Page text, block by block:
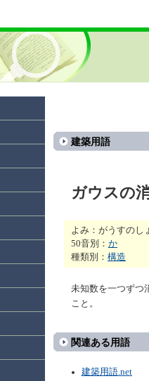
建築用語
ガウスの
よみ：がうすのし
50音別： か
種類別： 構造
未知数を一つずつ
こと。
関連ある用語
建築用語.net